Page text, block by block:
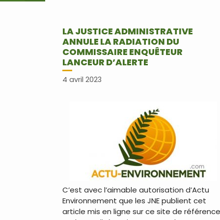
LA JUSTICE ADMINISTRATIVE
ANNULE LA RADIATION DU
COMMISSAIRE ENQUÊTEUR
LANCEUR D’ALERTE
4 avril 2023
C’est avec l’aimable autorisation d’Actu
Environnement que les JNE publient cet
article mis en ligne sur ce site de référence